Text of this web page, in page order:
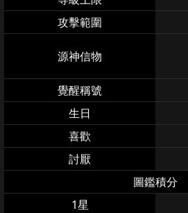
攻擊範圍
源神信物
覺醒稱號
生日
喜歡
討厭
圖鑑積分
1星